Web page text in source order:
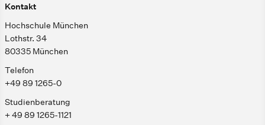
Kontakt
Hochschule München
Lothstr. 34
80335 München
Telefon
+49 89 1265-0
Studienberatung
+ 49 89 1265-1121